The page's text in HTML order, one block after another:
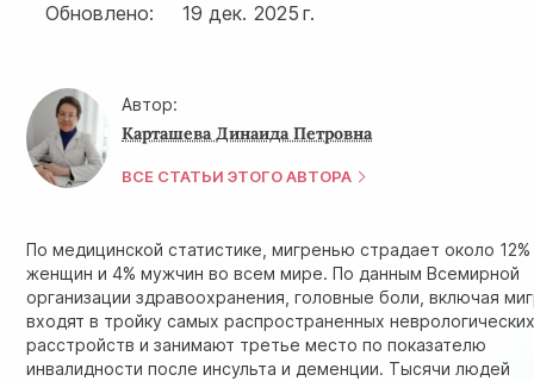
Обновлено:
19 дек. 2025 г.
Автор:
Карташева Динаида Петровна
ВСЕ СТАТЬИ ЭТОГО АВТОРА
По медицинской статистике, мигренью страдает около 12%
женщин и 4% мужчин во всем мире. По даннымВсемирной
организации здравоохранения , головные боли, включая
входят в тройку самых распространенных
расстройств и занимают третье место по показателю
инвалидности послеинсульта и деменции. Тысячи людей